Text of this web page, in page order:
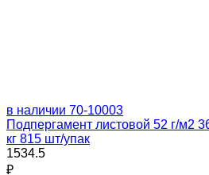
в наличии 70-10003
Подпергамент листовой 52 г/м2
кг 815 шт/упак
1534.5
₽